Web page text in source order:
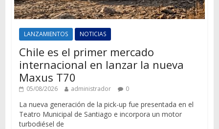
LANZAMIENTOS NOTICIAS
Chile es el primer mercado
internacional en lanzar la nueva
Maxus T70
05/08/2026 administrador 0
La nueva generación de la pick-up fue presentada en el
Teatro Municipal de Santiago e incorpora un motor
turbodiésel de